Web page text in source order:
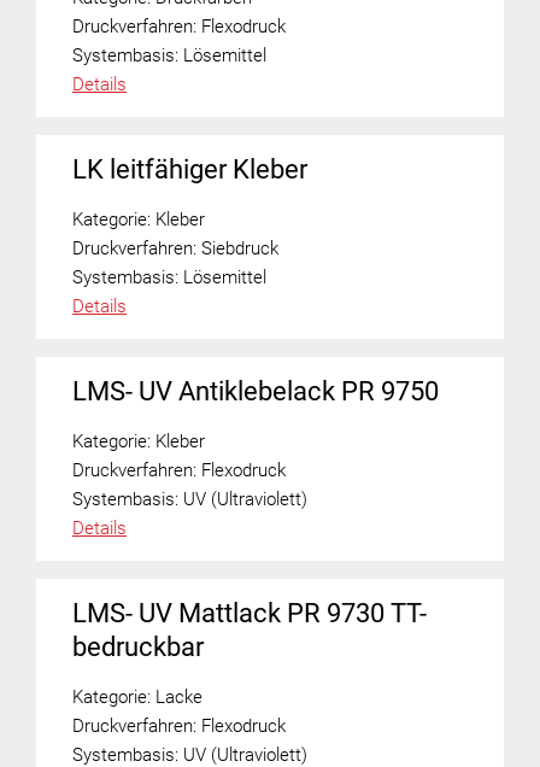
Druckverfahren: Flexodruck
Systembasis: Lösemittel
Details
LK leitfähiger Kleber
Kategorie: Kleber
Druckverfahren: Siebdruck
Systembasis: Lösemittel
Details
LMS- UV Antiklebelack PR 9750
Kategorie: Kleber
Druckverfahren: Flexodruck
Systembasis: UV (Ultraviolett)
Details
LMS- UV Mattlack PR 9730 TT-
bedruckbar
Kategorie: Lacke
Druckverfahren: Flexodruck
Systembasis: UV (Ultraviolett)